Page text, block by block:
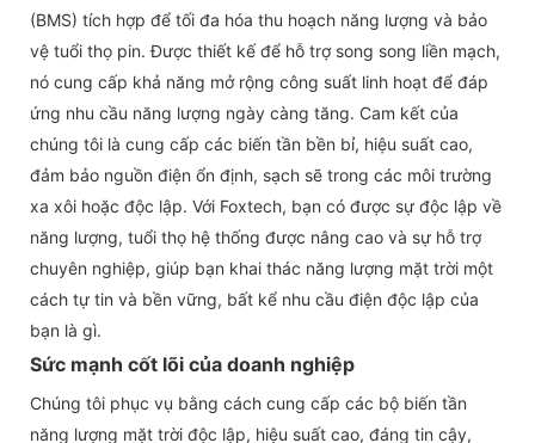
(BMS) tích hợp để tối đa hóa thu hoạch năng lượng và bảo
vệ tuổi thọ pin. Được thiết kế để hỗ trợ song song liền mạch,
nó cung cấp khả năng mở rộng công suất linh hoạt để đáp
ứng nhu cầu năng lượng ngày càng tăng. Cam kết của
chúng tôi là cung cấp các biến tần bền bỉ, hiệu suất cao,
đảm bảo nguồn điện ổn định, sạch sẽ trong các môi trường
xa xôi hoặc độc lập. Với Foxtech, bạn có được sự độc lập về
năng lượng, tuổi thọ hệ thống được nâng cao và sự hỗ trợ
chuyên nghiệp, giúp bạn khai thác năng lượng mặt trời một
cách tự tin và bền vững, bất kể nhu cầu điện độc lập của
bạn là gì.
Sức mạnh cốt lõi của doanh nghiệp
Chúng tôi phục vụ bằng cách cung cấp các bộ biến tần
năng lượng mặt trời độc lập, hiệu suất cao, đáng tin cậy,